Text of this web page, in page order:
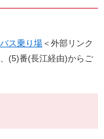
ス乗り場＜外部リンク
(5)番(長江経由)からご